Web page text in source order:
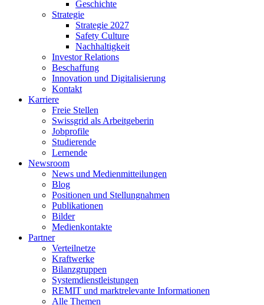
Geschichte
Strategie
Strategie 2027
Safety Culture
Nachhaltigkeit
Investor Relations
Beschaffung
Innovation und Digitalisierung
Kontakt
Karriere
Freie Stellen
Swissgrid als Arbeitgeberin
Jobprofile
Studierende
Lernende
Newsroom
News und Medienmitteilungen
Blog
Positionen und Stellungnahmen
Publikationen
Bilder
Medienkontakte
Partner
Verteilnetze
Kraftwerke
Bilanzgruppen
Systemdienstleistungen
REMIT und marktrelevante Informationen
Alle Themen